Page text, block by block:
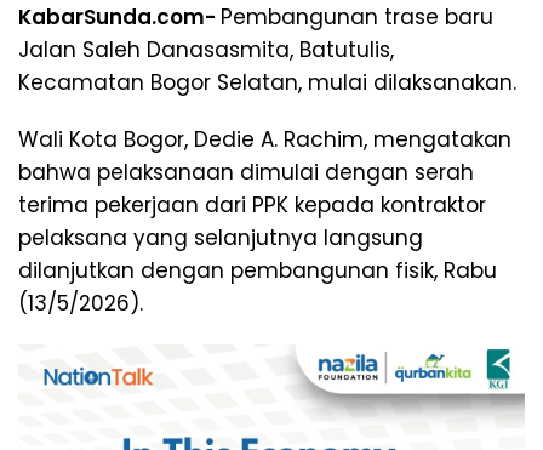
KabarSunda.com- Pembangunan trase baru
Jalan Saleh Danasasmita, Batutulis,
Kecamatan Bogor Selatan, mulai dilaksanakan.
Wali Kota Bogor, Dedie A. Rachim, mengatakan
bahwa pelaksanaan dimulai dengan serah
terima pekerjaan dari PPK kepada kontraktor
pelaksana yang selanjutnya langsung
dilanjutkan dengan pembangunan fisik, Rabu
(13/5/2026).